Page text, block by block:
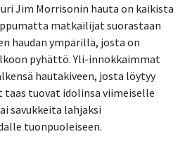
Jim Morrisonin hauta on kaikista
matkailijat suorastaan
haudan ympärillä, josta on
pyhättö. Yli-innokkaimmat
hautakiveen, josta löytyy
tuovat idolinsa viimeiselle
savukkeita lahjaksi
tuonpuoleiseen.